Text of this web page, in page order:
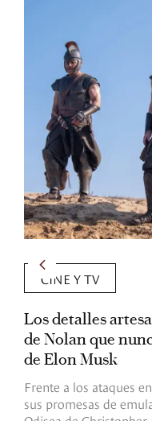
CINE Y TV
Los detalles
de Nolan que
de Elon Musk
Frente a los ataques
sus promesas de